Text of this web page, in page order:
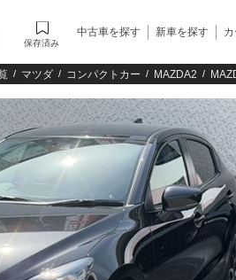
保存済み
中古車を探す 新車を探す
マツダ コンパクトカー MAZDA2